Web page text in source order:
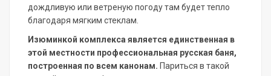
дождливую или ветреную погоду там будет тепло
благодаря мягким стеклам.
Изюминкой комплекса является единственная в
этой местности профессиональная русская баня,
построенная по всем канонам. Париться в такой